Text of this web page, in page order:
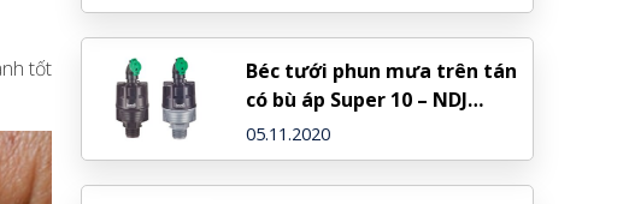
tốt
Béc tưới phun mưa trên tán
có bù áp Super 10 – NDJ
(Israel)
05.11.2020